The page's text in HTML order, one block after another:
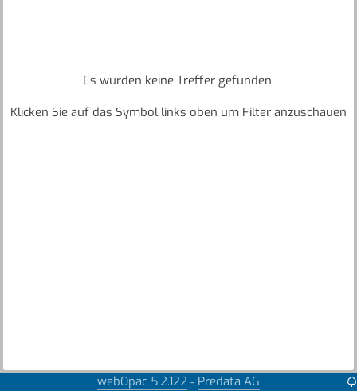
Es wurden keine Treffer gefunden.
Klicken Sie auf das Symbol links oben um Filter anzuschauen
webOpac 5.2.122 - Predata AG